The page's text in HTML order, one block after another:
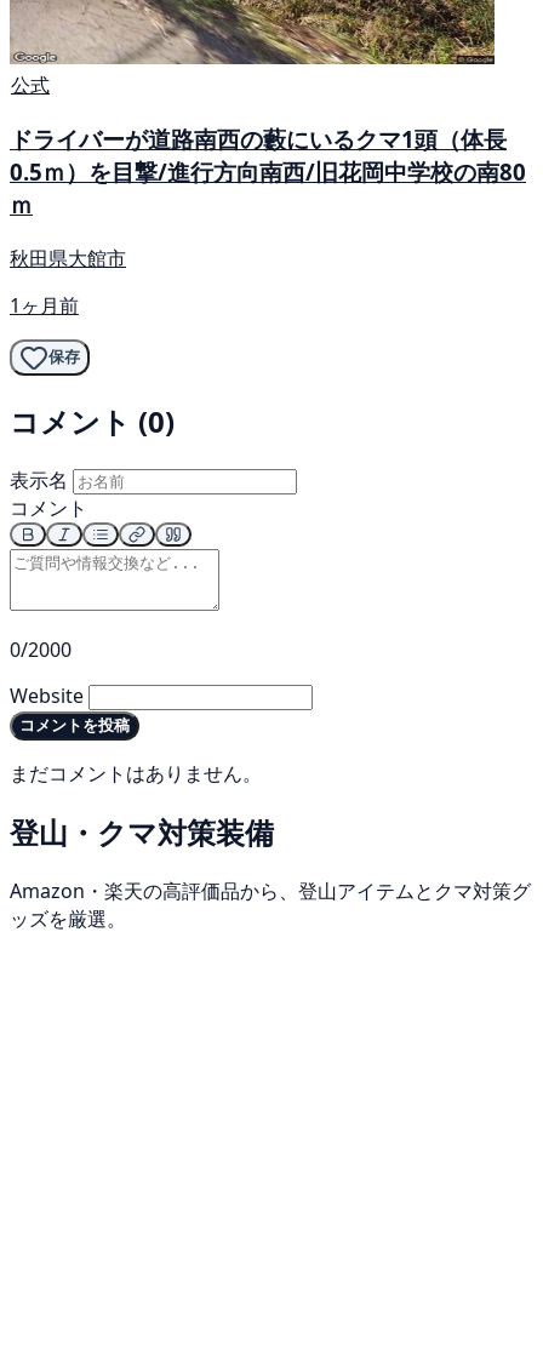
公式
ドライバーが道路南西の藪にいるクマ1頭（体長
0.5ｍ）を目撃/進行方向南西/旧花岡中学校の南80
ｍ
秋田県大館市
1ヶ月前
保存
コメント (0)
表示名
コメント
0/2000
Website
コメントを投稿
まだコメントはありません。
登山・クマ対策装備
Amazon・楽天の高評価品から、登山アイテムとクマ対策グ
ッズを厳選。